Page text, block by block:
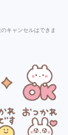
キャンセルはできま